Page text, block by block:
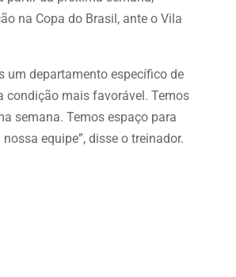
na Copa do Brasil, ante o Vila
um departamento específico de
condição mais favorável. Temos
semana. Temos espaço para
equipe”, disse o treinador.